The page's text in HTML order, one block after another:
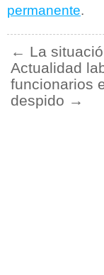
permanente.
← La
Actualidad
funcionarios
despido →